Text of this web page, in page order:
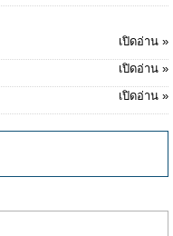
เปิดอ่าน »
เปิดอ่าน »
เปิดอ่าน »